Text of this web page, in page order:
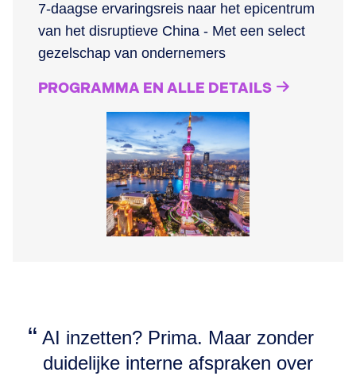
7-daagse ervaringsreis naar het epicentrum
van het disruptieve China - Met een select
gezelschap van ondernemers
PROGRAMMA EN ALLE DETAILS
AI inzetten? Prima. Maar zonder
duidelijke interne afspraken over